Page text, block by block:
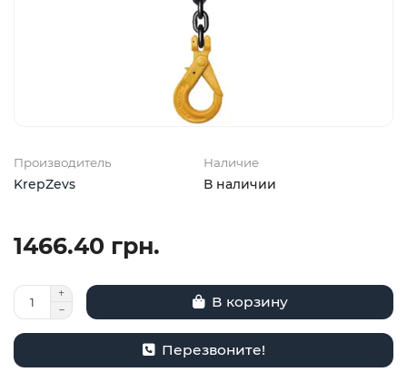
Производитель
KrepZevs
Наличие
В наличии
1466.40 грн.
В корзину
Перезвоните!